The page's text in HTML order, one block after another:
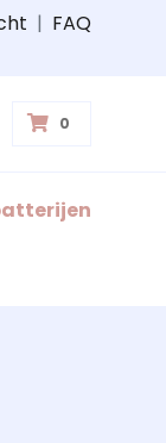
| FAQ
0